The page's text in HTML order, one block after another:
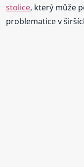
stolice, který může
problematice v